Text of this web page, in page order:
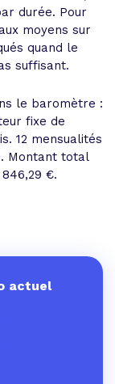
durée. Pour
moyens sur
quand le
suffisant.
le baromètre :
fixe de
12 mensualités
Montant total
€.
actuel